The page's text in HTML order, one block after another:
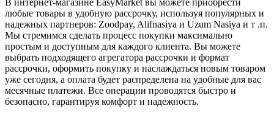
любые товары в удобную рассрочку, используя популярных и
надежных партнеров: Zoodpay, Alifnasiya и Uzum Nasiya и т .п.
Мы стремимся сделать процесс покупки максимально
простым и доступным для каждого клиента. Вы можете
выбрать подходящего агрегатора рассрочки и формат
рассрочки, оформить покупку и наслаждаться новым товаром
уже сегодня, а оплата будет распределена на удобные для вас
месячные платежи. Все операции проводятся быстро и
безопасно, гарантируя комфорт и надежность.